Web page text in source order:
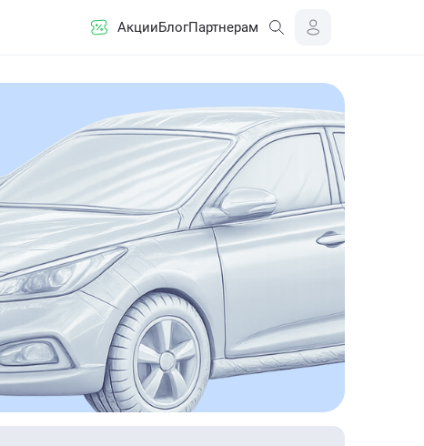
АкцииБлогПартнерам